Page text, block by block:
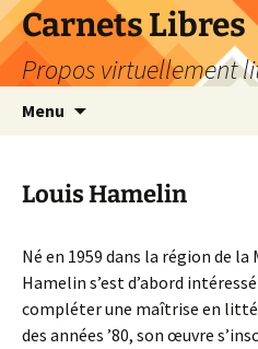
Skip
to
content
Carnets Libres
Propos virtuellement
Menu
Louis Hamelin
Né en 1959 dans la région de la
Hamelin s’est d’abord
compléter une maîtrise en
des années ’80, son œuvre